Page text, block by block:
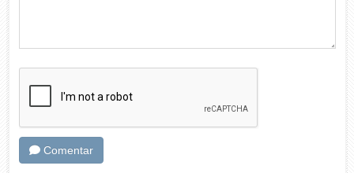
Comentar